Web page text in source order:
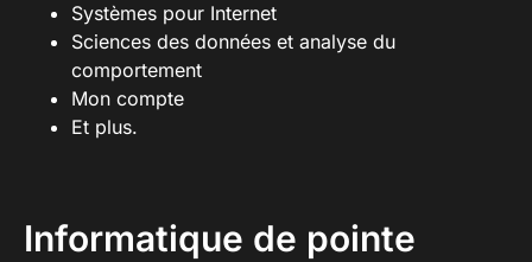
Systèmes pour Internet
Sciences des données et analyse du
comportement
Mon compte
Et plus.
Informatique de pointe